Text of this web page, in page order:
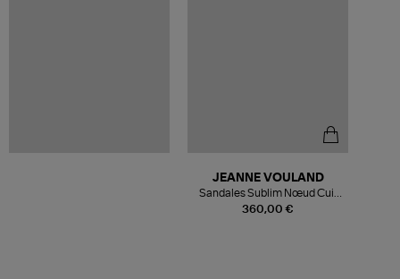
360,00 €
JEANNE VOULAND
Sandales Sublim Nœud Cuir
Suédé Noir